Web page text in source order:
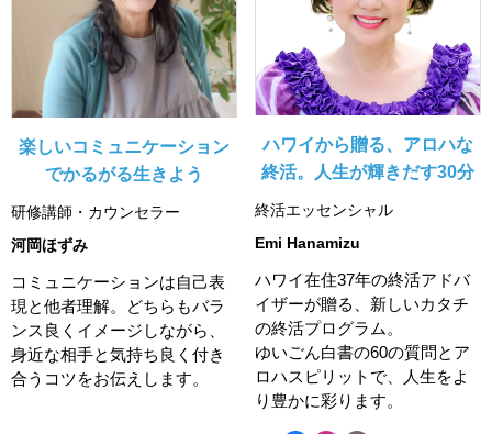
楽しいコミュニケーション
でかるがる生きよう
研修講師・カウンセラー
河岡ほずみ
コミュニケーションは自己表
現と他者理解。どちらもバラ
ンス良くイメージしながら、
身近な相手と気持ち良く付き
合うコツをお伝えします。
ハワイから贈る、アロハな
終活。人生が輝きだす30分
終活エッセンシャル
Emi Hanamizu
ハワイ在住37年の終活アドバ
イザーが贈る、新しいカタチ
の終活プログラム。
ゆいごん白書の60の質問とア
ロハスピリットで、人生をよ
り豊かに彩ります。